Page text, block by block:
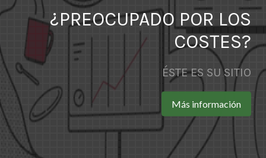
¿PREOCUPADO POR LOS
COSTES?
ÉSTE ES SU SITIO
Más información